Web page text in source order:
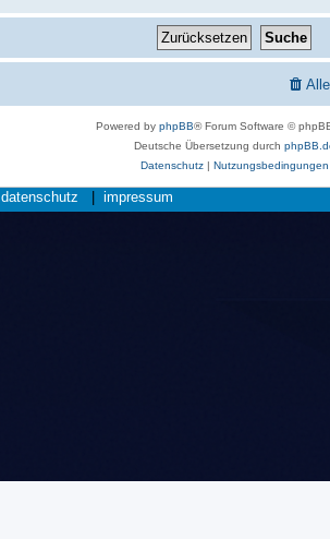
Powered byphpBB® Forum Software ©
Deutsche Übersetzung durch
Datenschutz| Nutzungsbedingungen
datenschutz impressum